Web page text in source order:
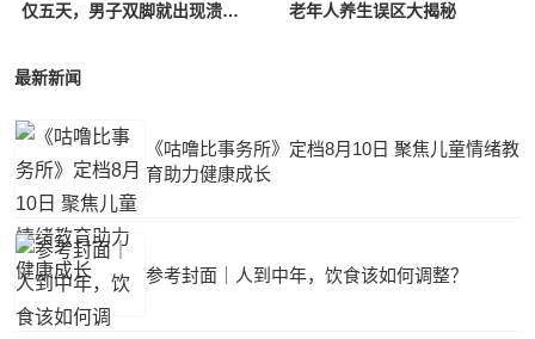
仅五天，男子双脚就出现溃烂！这个很多人爱做的冬季养生行为实则很危险 老年人养生误区大揭秘
最新新闻
《咕噜比事务所》定档8月10日 聚焦儿童情绪教
育助力健康成长
参考封面｜人到中年，饮食该如何调整？